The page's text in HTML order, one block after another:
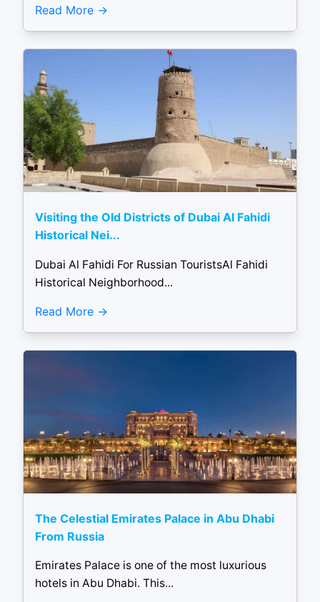
Read More
Visiting the Old Districts of Dubai Al Fahidi
Historical Nei...
Dubai Al Fahidi For Russian TouristsAl Fahidi
Historical Neighborhood...
Read More
The Celestial Emirates Palace in Abu Dhabi
From Russia
Emirates Palace is one of the most luxurious
hotels in Abu Dhabi. This...